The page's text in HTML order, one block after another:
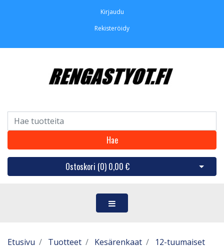
Kirjaudu
Rekisteröidy
Hae
Ostoskori (0) 0,00 € Avaa
Etusivu Tuotteet Kesärenkaat
12-tuumaiset